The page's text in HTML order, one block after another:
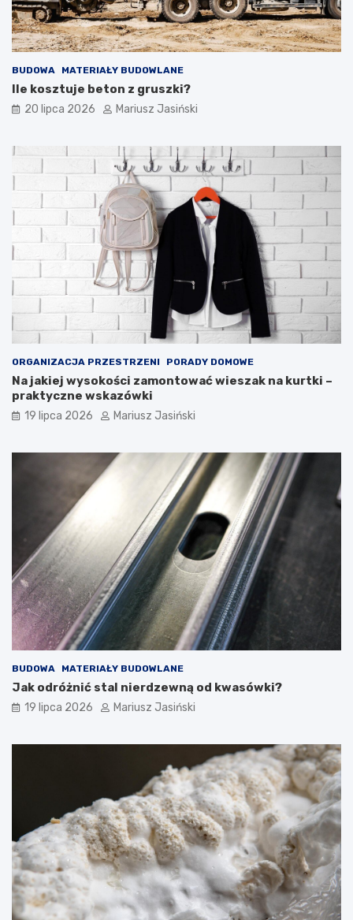
BUDOWA MATERIAŁY BUDOWLANE
Ile kosztuje beton z gruszki?
20 lipca 2026 Mariusz Jasiński
ORGANIZACJA PRZESTRZENI PORADY DOMOWE
Na jakiej wysokości zamontować wieszak na kurtki –
praktyczne wskazówki
19 lipca 2026 Mariusz Jasiński
BUDOWA MATERIAŁY BUDOWLANE
Jak odróżnić stal nierdzewną od kwasówki?
19 lipca 2026 Mariusz Jasiński